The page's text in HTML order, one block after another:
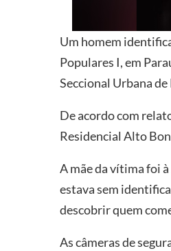
Um homem
Populares I, em
Seccional Urbana
De acordo com
Residencial Alto
A mãe da vítima foi
estava sem
descobrir quem
As câmeras de